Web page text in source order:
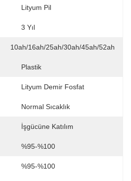
Lityum Pil
3 Yıl
10ah/16ah/25ah/30ah/45ah/52ah
Plastik
Lityum Demir Fosfat
Normal Sıcaklık
İşgücüne Katılım
%95-%100
%95-%100